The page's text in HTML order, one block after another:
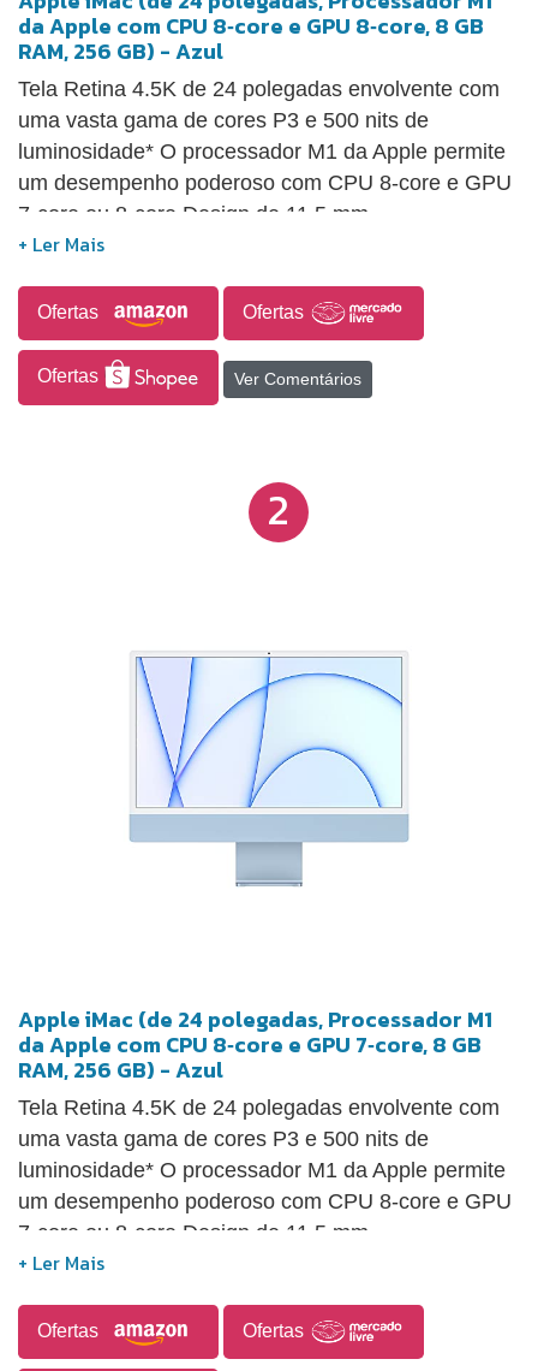
da Apple com CPU 8‑core e GPU 8‑core, 8 GB
RAM, 256 GB) - Azul
Tela Retina 4.5K de 24 polegadas envolvente com
uma vasta gama de cores P3 e 500 nits de
luminosidade* O processador M1 da Apple permite
um desempenho poderoso com CPU 8-core e GPU
7-core ou 8-core Design de 11,5 mm
surpreendentemente fino e com cores vibrantes
uma qualidade de vídeo extraordinária Três
microfones com qualidade de estúdio para um som
nítido
Ofertas Ofertas
Ofertas Ver Comentários
2
Apple iMac (de 24 polegadas, Processador M1
da Apple com CPU 8‑core e GPU 7‑core, 8 GB
RAM, 256 GB) - Azul
Tela Retina 4.5K de 24 polegadas envolvente com
uma vasta gama de cores P3 e 500 nits de
luminosidade* O processador M1 da Apple permite
um desempenho poderoso com CPU 8-core e GPU
7-core ou 8-core Design de 11,5 mm
surpreendentemente fino e com cores vibrantes
uma qualidade de vídeo extraordinária Três
microfones com qualidade de estúdio para um som
Ofertas Ofertas